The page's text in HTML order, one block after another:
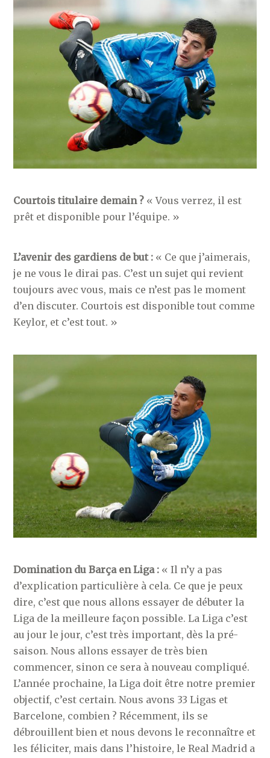
Courtois titulaire demain ? « Vous verrez, il est
prêt et disponible pour l’équipe. »
L’avenir des gardiens de but : « Ce que j’aimerais,
je ne vous le dirai pas. C’est un sujet qui revient
toujours avec vous, mais ce n’est pas le moment
d’en discuter. Courtois est disponible tout comme
Keylor, et c’est tout. »
Domination du Barça en Liga : « Il n’y a pas
d’explication particulière à cela. Ce que je peux
dire, c’est que nous allons essayer de débuter la
Liga de la meilleure façon possible. La Liga c’est
au jour le jour, c’est très important, dès la pré-
saison. Nous allons essayer de très bien
commencer, sinon ce sera à nouveau compliqué.
L’année prochaine, la Liga doit être notre premier
objectif, c’est certain. Nous avons 33 Ligas et
Barcelone, combien ? Récemment, ils se
débrouillent bien et nous devons le reconnaître et
les féliciter, mais dans l’histoire, le Real Madrid a